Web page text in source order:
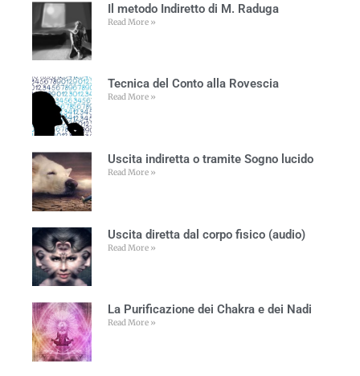
Il metodo Indiretto di M. Raduga
Read More »
Tecnica del Conto alla Rovescia
Read More »
Uscita indiretta o tramite Sogno lucido
Read More »
Uscita diretta dal corpo fisico (audio)
Read More »
La Purificazione dei Chakra e dei Nadi
Read More »